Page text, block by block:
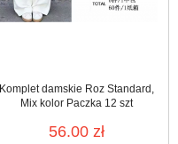
Komplet damskie Roz Standard,
Mix kolor Paczka 12 szt
56.00 zł